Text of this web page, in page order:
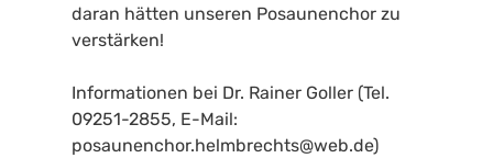
daran hätten unseren Posaunenchor zu
verstärken!
Informationen bei Dr. Rainer Goller (Tel.
09251-2855, E-Mail:
posaunenchor.helmbrechts@web.de)